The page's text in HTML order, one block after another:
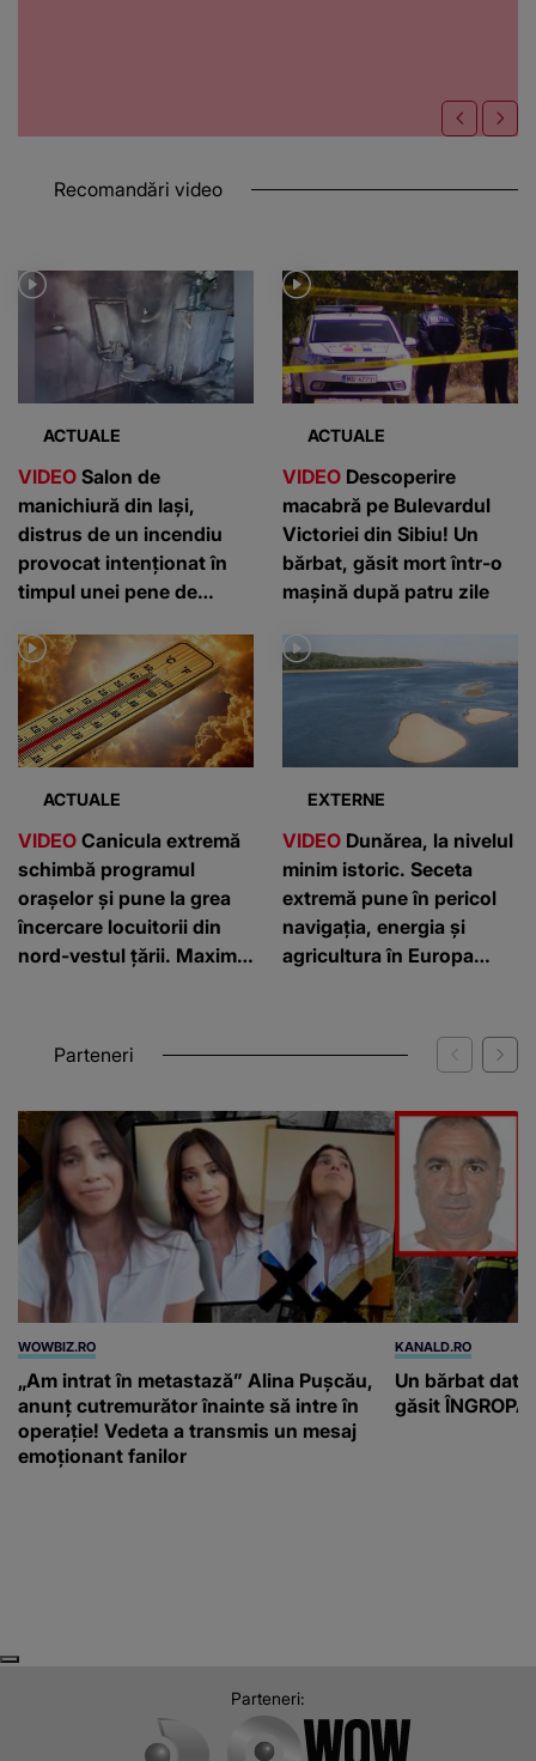
Recomandări video
ACTUALE
VIDEO Salon de
manichiură din Iași,
distrus de un incendiu
provocat intenționat în
timpul unei pene de
ACTUALE
VIDEO Descoperire
macabră pe Bulevardul
Victoriei din Sibiu! Un
bărbat, găsit mort într-o
mașină după patru zile
ACTUALE
VIDEO Canicula extremă
schimbă programul
orașelor și pune la grea
încercare locuitorii din
nord-vestul țării. Maxime
EXTERNE
VIDEO Dunărea, la nivelul
minim istoric. Seceta
extremă pune în pericol
navigația, energia și
agricultura în Europa
Parteneri
WOWBIZ.RO
„Am intrat în metastază” Alina Pușcău,
anunț cutremurător înainte să intre în
operație! Vedeta a transmis un mesaj
emoționant fanilor
KANALD.RO
Un bărbat dat
găsit
Parteneri: